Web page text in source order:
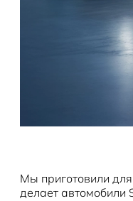
Мы приготовили
делает автомобили